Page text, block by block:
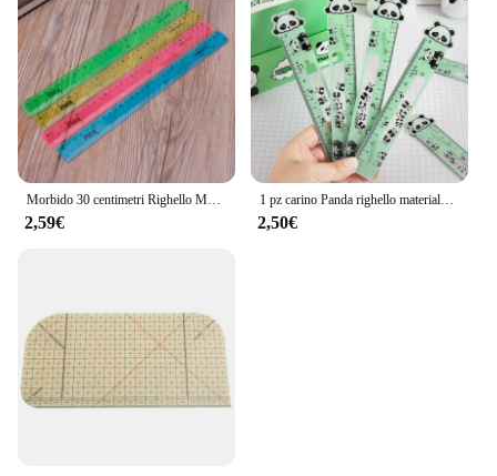
Morbido 30 centimetri Righello Multicolore Flessibile Cancelleria Creativa Regola di Alimentazione Scolastica
2,59€
1 pz carino Panda righello materiale scolastico Regla 15cm strumento di disegno accessori per la scuola Fournitures Scolaires Kawaii regole di cancelleria
2,50€